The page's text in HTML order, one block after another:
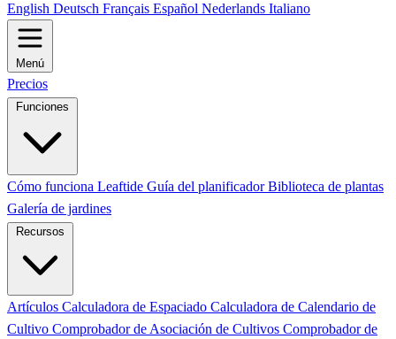
English Deutsch Français Español Nederlands Italiano
Menú
Precios
Funciones
Cómo funciona Leaftide Guía del planificadorBiblioteca de plantas
Galería de jardines
Recursos
Artículos Calculadora de Espaciado Calculadora de Calendario de
Cultivo Comprobador de Asociación de Cultivos Comprobador de